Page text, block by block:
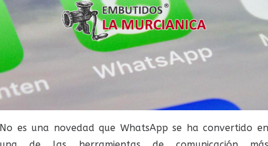
No es una novedad que WhatsApp se ha convertido en